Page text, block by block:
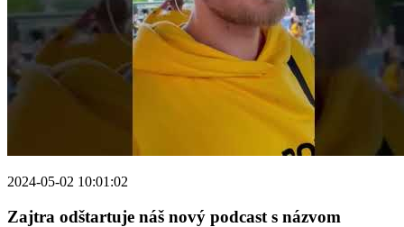
2024-05-02 10:01:02
Zajtra odštartuje náš nový podcast s názvom